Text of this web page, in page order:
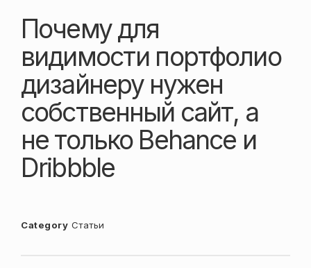
Почему для
видимости портфолио
дизайнеру нужен
собственный сайт, а
не только Behance и
Dribbble
Category Статьи